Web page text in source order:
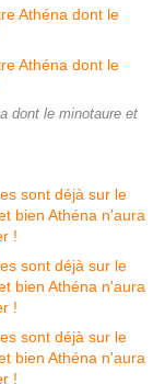
dont le minotaure et